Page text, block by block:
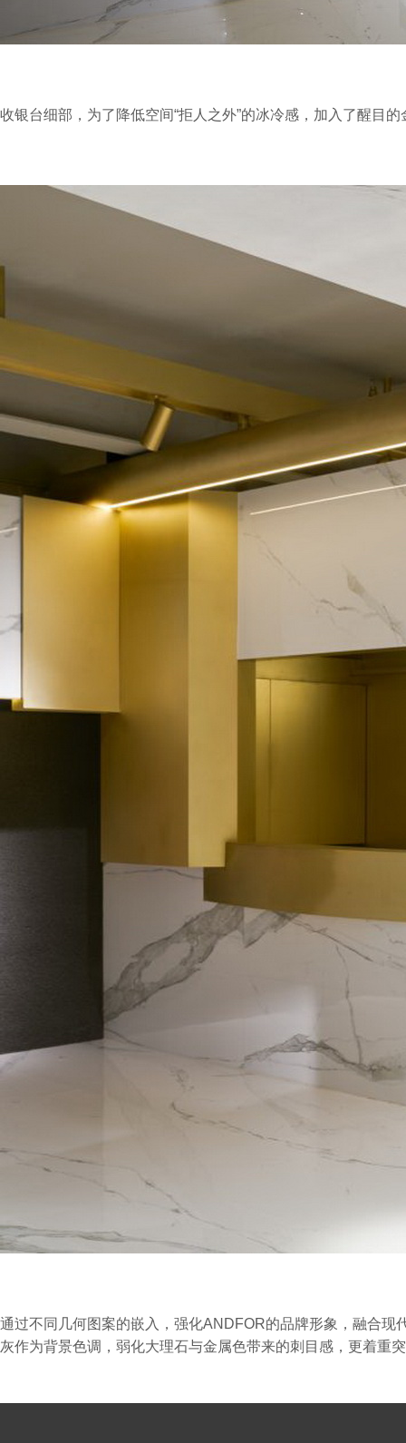
收银台细部，为了降低空间“拒人之外”的冰冷感，加入了醒目
通过不同几何图案的嵌入，强化ANDFOR的品牌形象，融合现
灰作为背景色调，弱化大理石与金属色带来的刺目感，更着重